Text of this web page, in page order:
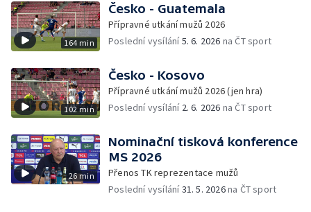
164 min
Česko - Guatemala
Přípravné utkání mužů 2026
Poslední vysílání5. 6. 2026 na ČT sport
102 min
Česko - Kosovo
Přípravné utkání mužů 2026 (jen hra)
Poslední vysílání 2. 6. 2026 na ČT sport
26 min
Nominační tisková konference
MS 2026
Přenos TK reprezentace mužů
Poslední vysílání31. 5. 2026na ČT sport